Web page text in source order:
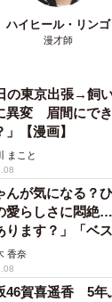
しばらく続きそ
規学卒者の平
円
円
ハイヒール・リンゴ
漫才師
の東京出張→飼
異変 眉間にで
」【漫画】
まこと
んが気になる？
愛らしさに悶
ります？」「ベ
香奈
46賀喜遥香 5